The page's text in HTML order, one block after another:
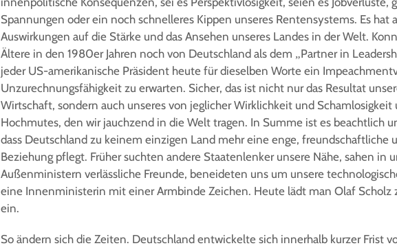
innenpolitische Konsequenzen, sei es Perspektivlosigkeit, seien es Jobverluste,
Spannungen oder ein noch schnelleres Kippen unseres Rentensystems. Es hat
Auswirkungen auf die Stärke und das Ansehen unseres Landes in der Welt.
Ältere in den 1980er Jahren noch von Deutschland als dem „Partner in
jeder US-amerikanische Präsident heute für dieselben Worte ein
Unzurechnungsfähigkeit zu erwarten. Sicher, das ist nicht nur das Resultat
Wirtschaft, sondern auch unseres von jeglicher Wirklichkeit und Schamlosigkeit
Hochmutes, den wir jauchzend in die Welt tragen. In Summe ist es beachtlich
dass Deutschland zu keinem einzigen Land mehr eine enge, freundschaftliche
Beziehung pflegt. Früher suchten andere Staatenlenker unsere Nähe, sahen in
Außenministern verlässliche Freunde, beneideten uns um unsere
eine Innenministerin mit einer Armbinde Zeichen. Heute lädt man Olaf Scholz
ein.
So ändern sich die Zeiten. Deutschland entwickelte sich innerhalb kurzer Frist